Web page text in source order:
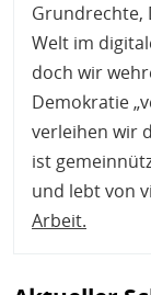
Grundrechte,
Welt im
doch wir
Demokratie
verleihen wir
ist
und lebt von
Arbeit.